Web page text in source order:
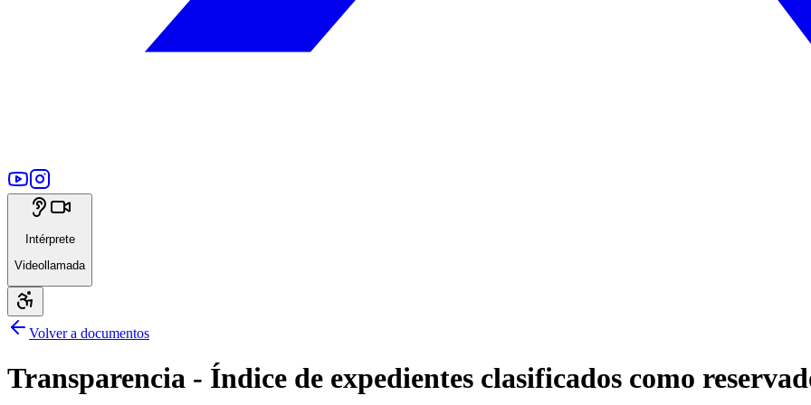
Intérprete
Videollamada
Volver a documentos
Transparencia - Índice de expedientes clasificados como